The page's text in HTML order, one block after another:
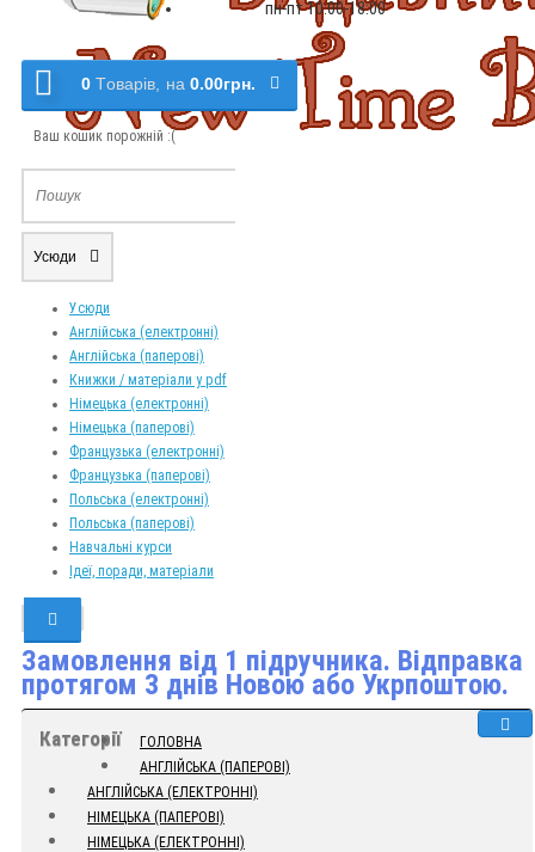
пн-пт 10:00-18:00
0 Tоварів, на 0.00грн.
Ваш кошик порожній :(
Усюди
Усюди
Англійська (електронні)
Англійська (паперові)
Книжки / матеріали у pdf
Німецька (електронні)
Німецька (паперові)
Французька (електронні)
Французька (паперові)
Польська (електронні)
Польська (паперові)
Навчальні курси
Ідеї, поради, матеріали
Замовлення від 1 підручника. Відправка
протягом 3 днів Новою або Укрпоштою.
Категорії
ГОЛОВНА
АНГЛІЙСЬКА (ПАПЕРОВІ)
АНГЛІЙСЬКА (ЕЛЕКТРОННІ)
НІМЕЦЬКА (ПАПЕРОВІ)
НІМЕЦЬКА (ЕЛЕКТРОННІ)